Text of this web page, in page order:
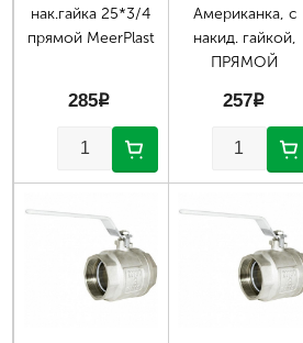
нак.гайка 25*3/4
прямой MeerPlast
285p
Американка, с
накид. гайкой,
ПРЯМОЙ
257p